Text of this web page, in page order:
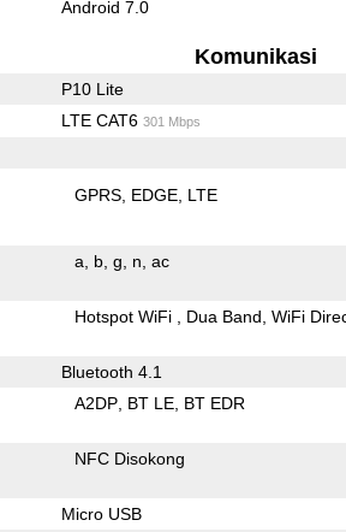
Android 7.0
Komunikasi
P10 Lite
LTE CAT6 301 Mbps
GPRS EDGE LTE
a b g n ac
Hotspot WiFi Dua Band WiFi
Bluetooth 4.1
A2DP BT LE BT EDR
NFC Disokong
Micro USB